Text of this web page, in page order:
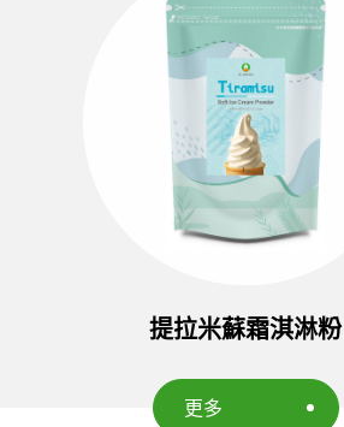
提拉米蘇霜淇淋粉
更多